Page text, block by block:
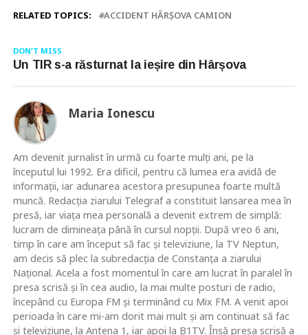
RELATED TOPICS: ACCIDENT HÂRȘOVA CAMION
DON'T MISS
Un TIR s-a răsturnat la ieșire din Hârșova
Maria Ionescu
Am devenit jurnalist în urmă cu foarte mulţi ani, pe la
începutul lui 1992. Era dificil, pentru că lumea era avidă de
informaţii, iar adunarea acestora presupunea foarte multă
muncă. Redacţia ziarului Telegraf a constituit lansarea mea în
presă, iar viaţa mea personală a devenit extrem de simplă:
lucram de dimineaţa până în cursul nopţii. După vreo 6 ani,
timp în care am început să fac şi televiziune, la TV Neptun,
am decis să plec la subredacţia de Constanţa a ziarului
Naţional. Acela a fost momentul în care am lucrat în paralel în
presa scrisă şi în cea audio, la mai multe posturi de radio,
începând cu Europa FM şi terminând cu Mix FM. A venit apoi
perioada în care mi-am dorit mai mult şi am continuat să fac
şi televiziune, la Antena 1, iar apoi la B1TV. Însă presa scrisă a